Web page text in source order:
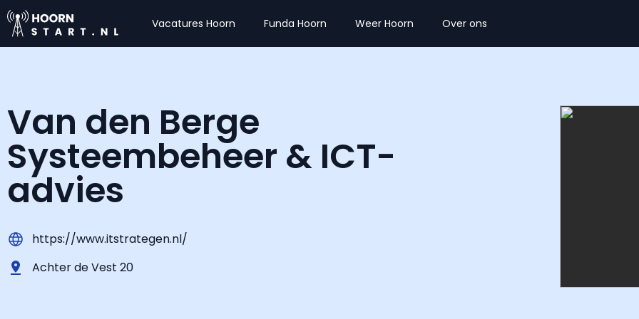
Vacatures Hoorn Funda Hoorn Weer Hoorn Over ons
Van den Berge
Systeembeheer & ICT-
advies
https://www.itstrategen.nl/
Achter de Vest 20